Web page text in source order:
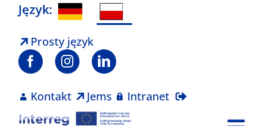
Skip
content
Język:
Prosty język
Kontakt Jems Intranet